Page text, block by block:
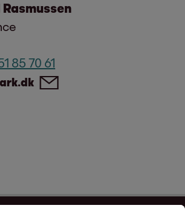
85 70 61